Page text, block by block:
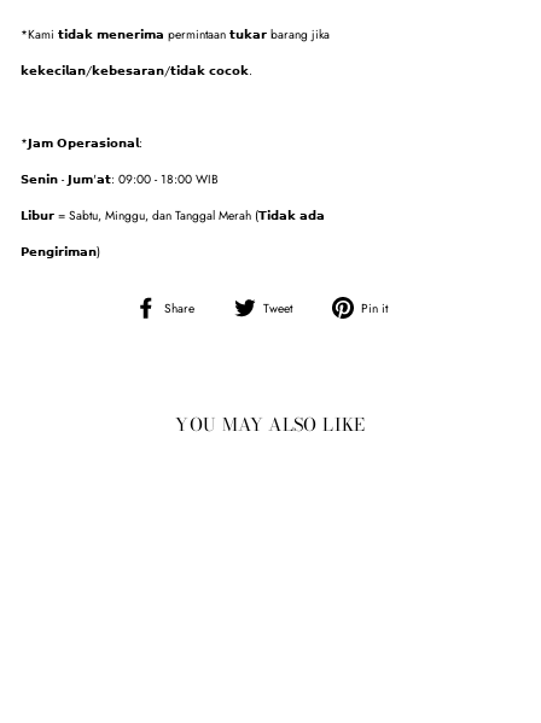
*Kami 𝘁𝗶𝗱𝗮𝗸 𝗺𝗲𝗻𝗲𝗿𝗶𝗺𝗮 permintaan 𝘁𝘂𝗸𝗮𝗿 barang jika
𝗸𝗲𝗸𝗲𝗰𝗶𝗹𝗮𝗻/𝗸𝗲𝗯𝗲𝘀𝗮𝗿𝗮𝗻/𝘁𝗶𝗱𝗮𝗸 𝗰𝗼𝗰𝗼𝗸.
*𝗝𝗮𝗺 𝗢𝗽𝗲𝗿𝗮𝘀𝗶𝗼𝗻𝗮𝗹:
𝗦𝗲𝗻𝗶𝗻 - 𝗝𝘂𝗺'𝗮𝘁: 09:00 - 18:00 WIB
𝗟𝗶𝗯𝘂𝗿 = Sabtu, Minggu, dan Tanggal Merah (𝗧𝗶𝗱𝗮𝗸 𝗮𝗱𝗮
𝗣𝗲𝗻𝗴𝗶𝗿𝗶𝗺𝗮𝗻)
Share
Share
Tweet
Tweet
Pin it
YOU MAY ALSO LIKE